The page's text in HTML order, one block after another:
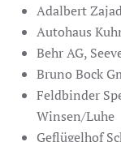
Adalbert
Autohaus
Behr AG,
Bruno Bock
Feldbinder
Winsen/Luhe
Geflügelhof